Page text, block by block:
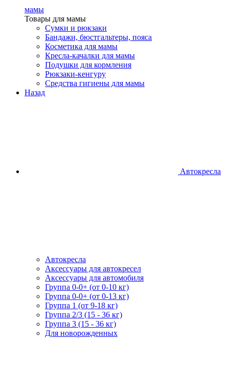
мамы
Товары для мамы
Сумки и рюкзаки
Бандажи, бюстгальтеры, пояса
Косметика для мамы
Кресла-качалки для мамы
Подушки для кормления
Рюкзаки-кенгуру
Средства гигиены для мамы
Назад
Автокресла
Автокресла
Аксессуары для автокресел
Аксессуары для автомобиля
Группа 0-0+ (от 0-10 кг)
Группа 0-0+ (от 0-13 кг)
Группа 1 (от 9-18 кг)
Группа 2/3 (15 - 36 кг)
Группа 3 (15 - 36 кг)
Для новорожденных